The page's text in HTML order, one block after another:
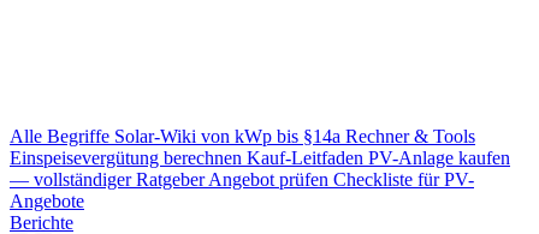
Alle Begriffe Solar-Wiki von kWp bis §14a Rechner & Tools
Einspeisevergütung berechnen Kauf-Leitfaden PV-Anlage kaufen
— vollständiger Ratgeber Angebot prüfen Checkliste für PV-
Angebote
Berichte